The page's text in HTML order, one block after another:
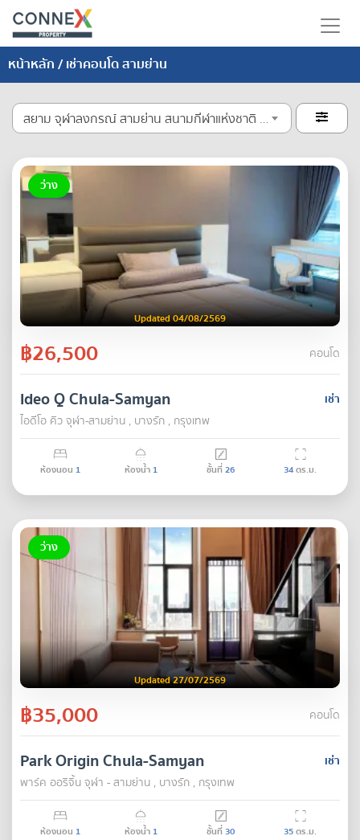
หน้าหลัก/ เช่าคอนโด สามย่าน
สยาม จุฬาลงกรณ์ สามย่าน สนามกีฬาแห่งชาติ หัวลำโพง ปทุมวัน 
ว่าง
Updated 04/08/2569
฿26,500 คอนโด
เช่า
Ideo Q Chula-Samyan
ไอดีโอ คิว จุฬา-สามย่าน , บางรัก , กรุงเทพ
ห้องนอน 1 ห้องน้ำ 1 ชั้นที่26 34ตร.ม.
ว่าง
Updated 27/07/2569
฿35,000 คอนโด
เช่า
Park Origin Chula-Samyan
พาร์ค ออริจิ้น จุฬา - สามย่าน , บางรัก , กรุงเทพ
ห้องนอน 1 ห้องน้ำ 1 ชั้นที่30 35ตร.ม.